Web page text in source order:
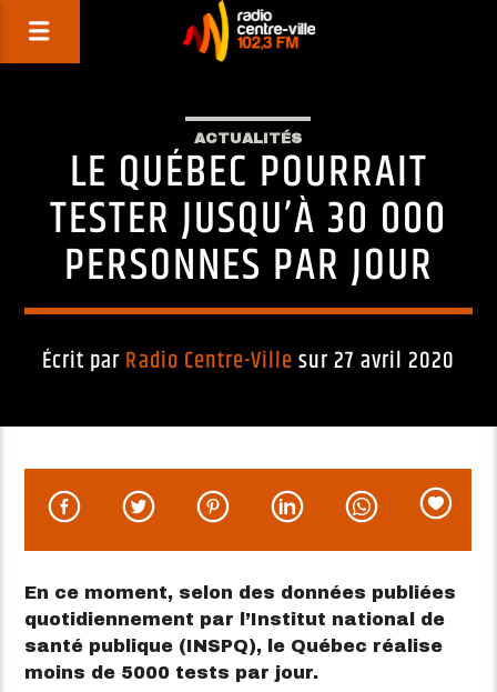
ACTUALITÉS
LE QUÉBEC POURRAIT
TESTER JUSQU’À 30 000
PERSONNES PAR JOUR
Écrit par Radio Centre-Villesur 27 avril 2020
En ce moment, selon des données publiées
quotidiennement par l’Institut national de
santé publique (INSPQ), le Québec réalise
moins de 5000 tests par jour.